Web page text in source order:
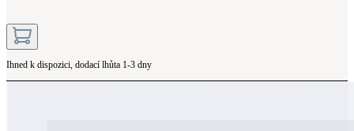
Ihned k dispozici, dodací lhůta 1-3 dny